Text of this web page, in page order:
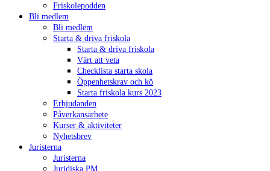
Friskolepodden
Bli medlem
Bli medlem
Starta & driva friskola
Starta & driva friskola
Värt att veta
Checklista starta skola
Öppenhetskrav och kö
Starta friskola kurs 2023
Erbjudanden
Påverkansarbete
Kurser & aktiviteter
Nyhetsbrev
Juristerna
Juristerna
Juridiska PM